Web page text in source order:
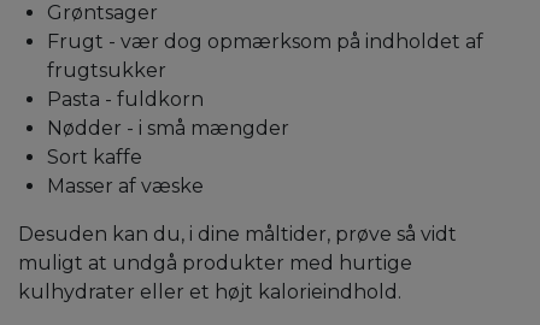
Grøntsager
Frugt - vær dog opmærksom på indholdet af
frugtsukker
Pasta - fuldkorn
Nødder - i små mængder
Sort kaffe
Masser af væske
Desuden kan du, i dine måltider, prøve så vidt
muligt at undgå produkter med hurtige
kulhydrater eller et højt kalorieindhold.